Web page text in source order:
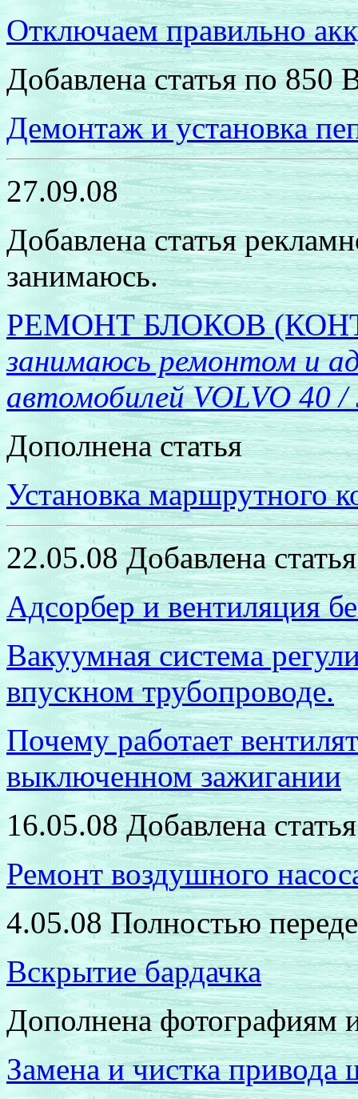
Отключаем правильно
Добавлена статья по 850
Демонтаж и установка
27.09.08
Добавлена статья
занимаюсь.
РЕМОНТ БЛОКОВ
занимаюсь ремонтом и
автомобилейVOLVO40 /
Дополнена статья
Установка маршрутного
22.05.08 Добавлена статья
Адсорбер и вентиляция
Вакуумная система
впускном трубопроводе.
Почему работает
выключенном зажигании
16.05.08 Добавлена статья
Ремонт воздушного
4.05.08 Полностью
Вскрытие бардачка
Дополнена фотографиям
Замена и чистка